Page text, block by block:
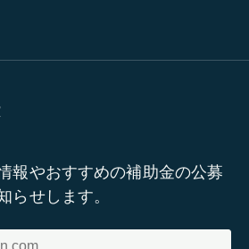
報やおすすめの補助金の公募
らせします。